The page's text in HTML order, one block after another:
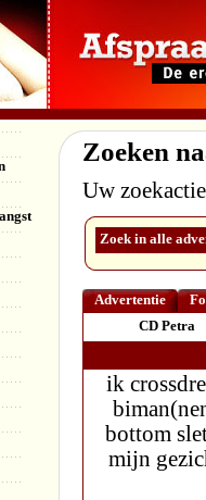
Zoeken
Uw
Zoek in alle
Advertentie
CD Petra
ik
bottom
mijn